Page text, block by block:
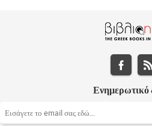
Ενημερωτικό